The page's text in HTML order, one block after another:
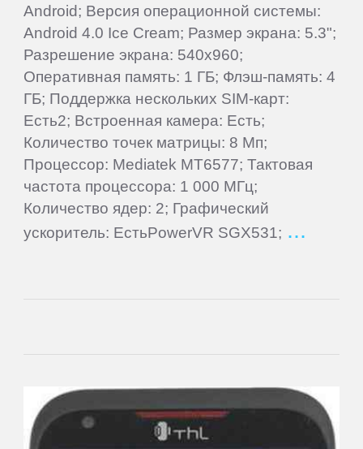
Android; Версия операционной системы:
Android 4.0 Ice Cream; Размер экрана: 5.3";
Разрешение экрана: 540x960;
Оперативная память: 1 ГБ; Флэш-память: 4
ГБ; Поддержка нескольких SIM-карт:
Есть2; Встроенная камера: Есть;
Количество точек матрицы: 8 Мп;
Процессор: Mediatek MT6577; Тактовая
частота процессора: 1 000 МГц;
Количество ядер: 2; Графический
ускоритель: ЕстьPowerVR SGX531;
Panasonic
Philips
Prestigio
QUMO
Runbo